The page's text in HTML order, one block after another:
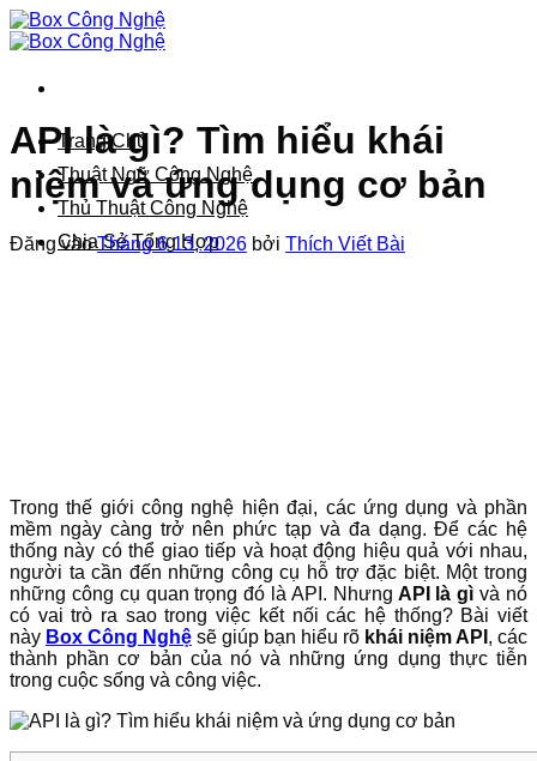
Bỏ
qua
dung
Trang Chủ
Thuật Ngữ Công Nghệ
Thủ Thuật Công Nghệ
Chia Sẻ Tổng Hợp
API là gì? Tìm hiểu khái
niệm và ứng dụng cơ bản
Đăng vàoTháng 6 13, 2026 bởi Thích Viết Bài
Trong thế giới công nghệ hiện đại, các ứng dụng và phần
mềm ngày càng trở nên phức tạp và đa dạng. Để các hệ
thống này có thể giao tiếp và hoạt động hiệu quả với nhau,
người ta cần đến những công cụ hỗ trợ đặc biệt. Một trong
những công cụ quan trọng đó là API. Nhưng API là gì và nó
có vai trò ra sao trong việc kết nối các hệ thống? Bài viết
này Box Công Nghệ sẽ giúp bạn hiểu rõ khái niệm API , các
thành phần cơ bản của nó và những ứng dụng thực tiễn
trong cuộc sống và công việc.